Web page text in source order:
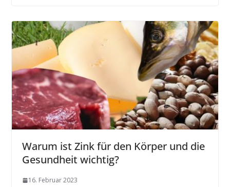
Warum ist Zink für den Körper und die
Gesundheit wichtig?
16. Februar 2023